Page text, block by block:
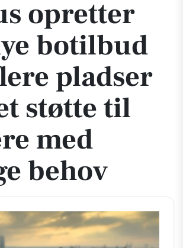
opretter
botilbud
pladser
støtte til
med
behov